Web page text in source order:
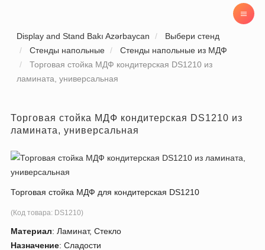
Display and Stand Bakı Azərbaycan
Выбери стенд
Стенды напольные
Стенды напольные из МДФ
Торговая стойка МДФ кондитерская DS1210 из
ламината, универсальная
Торговая стойка МДФ кондитерская DS1210 из
ламината, универсальная
Торговая стойка МДФ для кондитерская DS1210
(Код товара: DS1210)
Материал: Ламинат, Стекло
Назначение: Сладости